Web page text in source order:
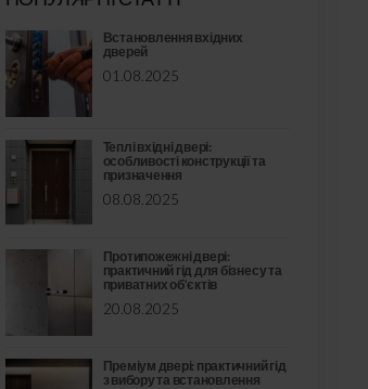
Встановлення вхідних
дверей
01.08.2025
Теплі вхідні двері:
особливості конструкції та
призначення
08.08.2025
Протипожежні двері:
практичний гід для бізнесу та
приватних об’єктів
20.08.2025
Преміум двері: практичний гід
з вибору та встановлення